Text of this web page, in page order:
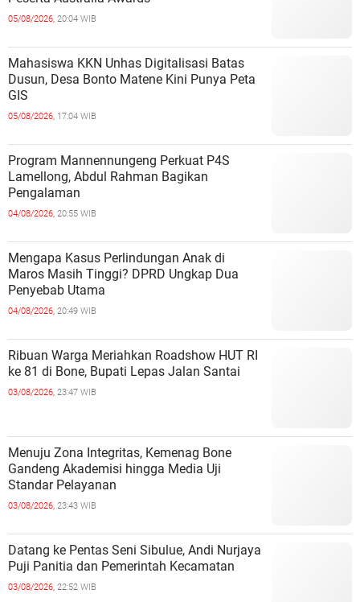
05/08/2026, 20:04 WIB
Mahasiswa KKN Unhas Digitalisasi Batas
Dusun, Desa Bonto Matene Kini Punya Peta
GIS
05/08/2026, 17:04 WIB
Program Mannennungeng Perkuat P4S
Lamellong, Abdul Rahman Bagikan
Pengalaman
04/08/2026, 20:55 WIB
Mengapa Kasus Perlindungan Anak di
Maros Masih Tinggi? DPRD Ungkap Dua
Penyebab Utama
04/08/2026, 20:49 WIB
Ribuan Warga Meriahkan Roadshow HUT RI
ke 81 di Bone, Bupati Lepas Jalan Santai
03/08/2026, 23:47 WIB
Menuju Zona Integritas, Kemenag Bone
Gandeng Akademisi hingga Media Uji
Standar Pelayanan
03/08/2026, 23:43 WIB
Datang ke Pentas Seni Sibulue, Andi Nurjaya
Puji Panitia dan Pemerintah Kecamatan
03/08/2026, 22:52 WIB